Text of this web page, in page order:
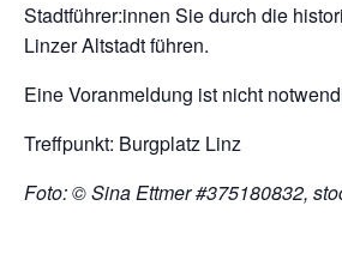
Stadtführer:innen Sie durch die
Linzer Altstadt führen.
Eine Voranmeldung ist nicht
Treffpunkt: Burgplatz Linz
Foto: © Sina Ettmer #375180832,